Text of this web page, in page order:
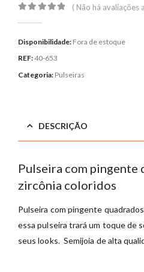
( Não há avaliações
Disponibilidade: Fora de estoque
REF:40-653
Categoria: Pulseiras
DESCRIÇÃO
Pulseira com pingente
zircônia coloridos
Pulseira com pingente
essa pulseira trará um toque de
seus looks. Semijoia de alta